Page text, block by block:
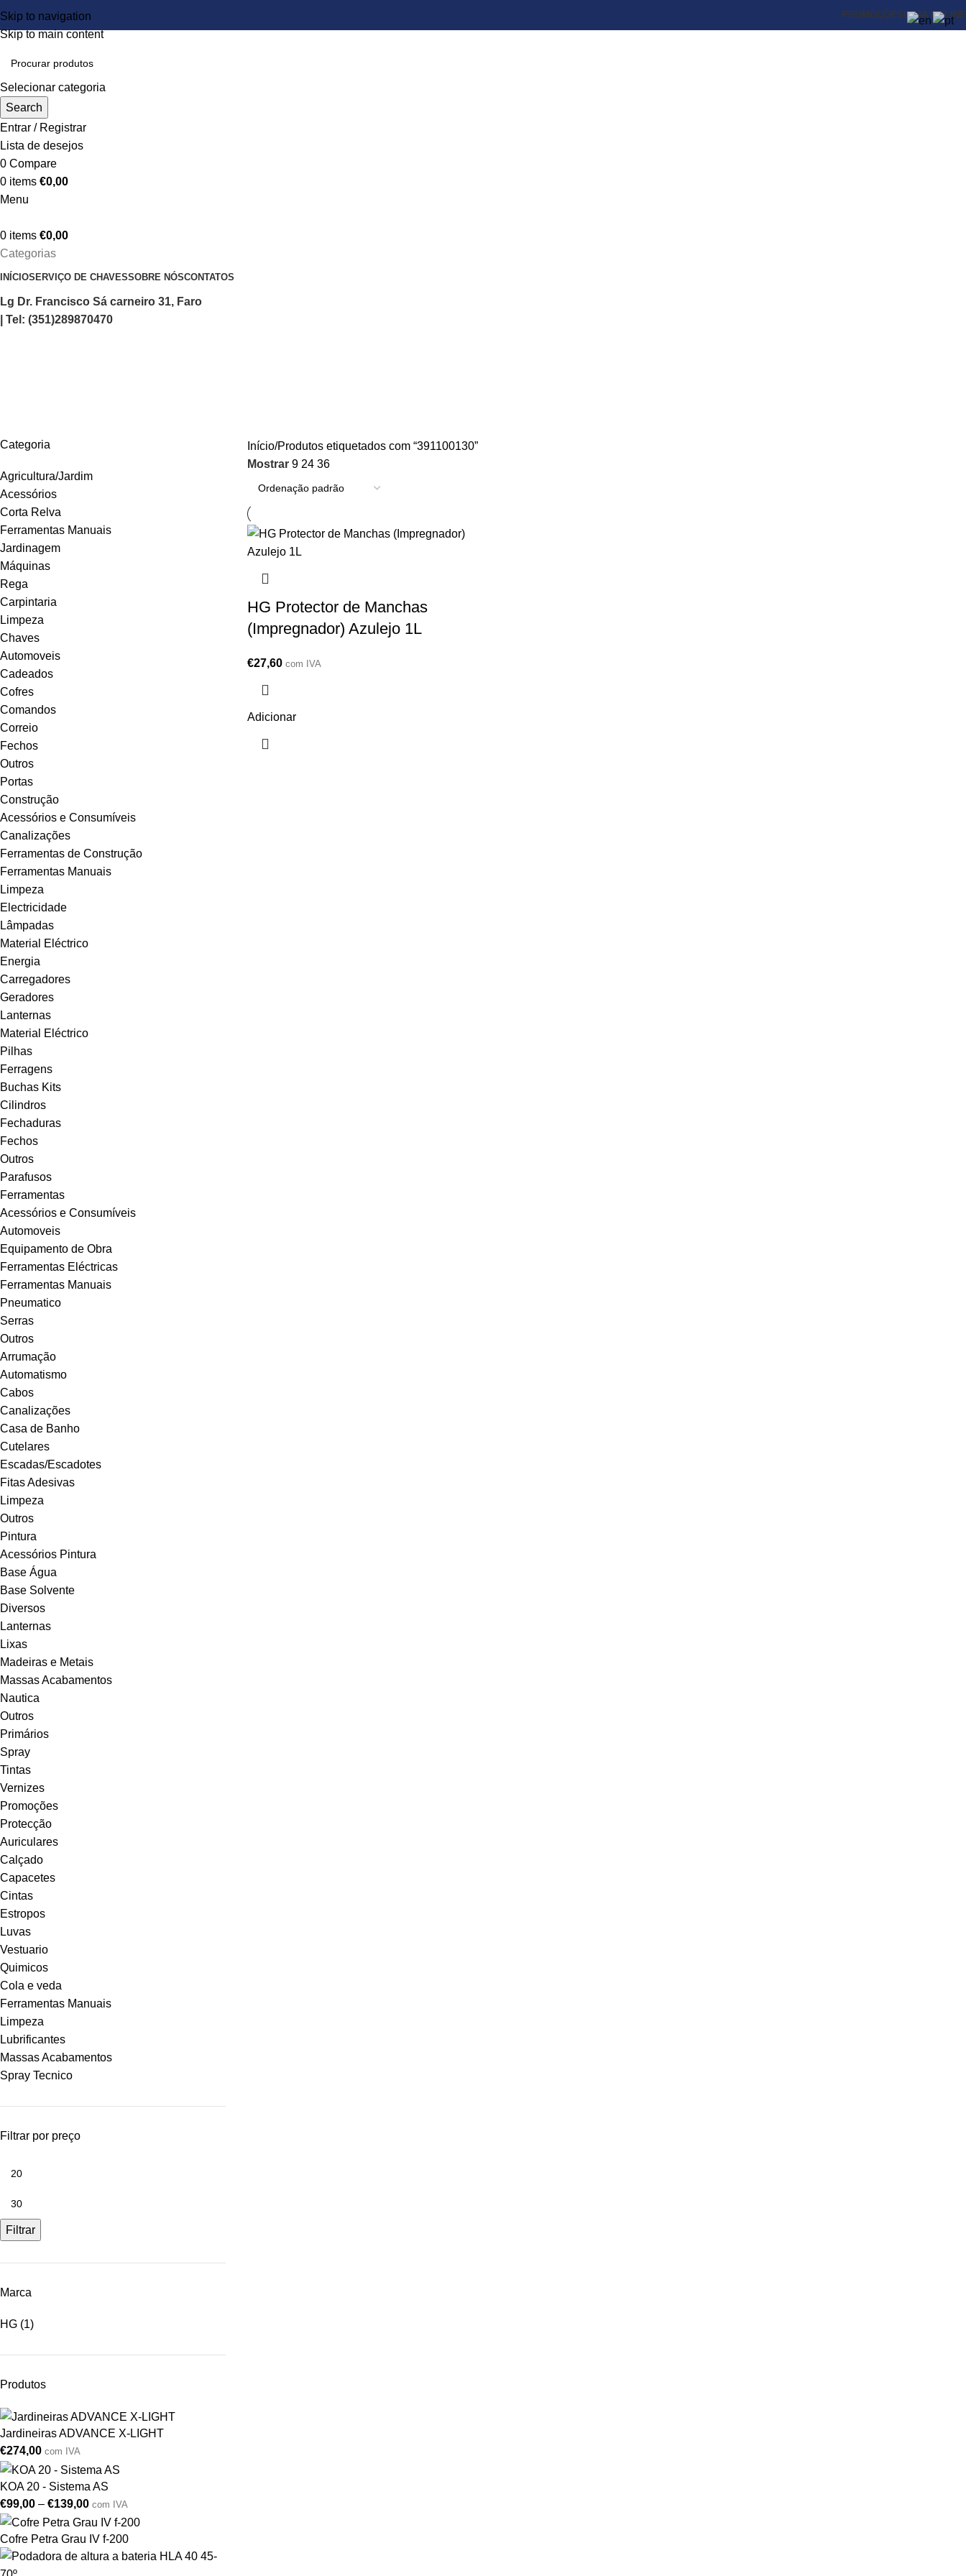
Skip to navigation
Skip to main content
PROMOÇÕES LOJA ONLINE
Selecionar categoria
Search
Entrar / Registrar
Lista de desejos
0 Compare
0 items €0,00
Menu
0 items €0,00
Categorias
INÍCIOSERVIÇO DE CHAVESSOBRE NÓSCONTATOS
Lg Dr. Francisco Sá carneiro 31, Faro
| Tel: (351)289870470
Categoria
Agricultura/Jardim
Acessórios
Corta Relva
Ferramentas Manuais
Jardinagem
Máquinas
Rega
Carpintaria
Limpeza
Chaves
Automoveis
Cadeados
Cofres
Comandos
Correio
Fechos
Outros
Portas
Construção
Acessórios e Consumíveis
Canalizações
Ferramentas de Construção
Ferramentas Manuais
Limpeza
Electricidade
Lâmpadas
Material Eléctrico
Energia
Carregadores
Geradores
Lanternas
Material Eléctrico
Pilhas
Ferragens
Buchas Kits
Cilindros
Fechaduras
Fechos
Outros
Parafusos
Ferramentas
Acessórios e Consumíveis
Automoveis
Equipamento de Obra
Ferramentas Eléctricas
Ferramentas Manuais
Pneumatico
Serras
Outros
Arrumação
Automatismo
Cabos
Canalizações
Casa de Banho
Cutelares
Escadas/Escadotes
Fitas Adesivas
Limpeza
Outros
Pintura
Acessórios Pintura
Base Água
Base Solvente
Diversos
Lanternas
Lixas
Madeiras e Metais
Massas Acabamentos
Nautica
Outros
Primários
Spray
Tintas
Vernizes
Promoções
Protecção
Auriculares
Calçado
Capacetes
Cintas
Estropos
Luvas
Vestuario
Quimicos
Cola e veda
Ferramentas Manuais
Limpeza
Lubrificantes
Massas Acabamentos
Spray Tecnico
Filtrar por preço
Filtrar
Marca
HG (1)
Produtos
Jardineiras ADVANCE X-LIGHT
€274,00 com IVA
KOA 20 - Sistema AS
€99,00 – €139,00 com IVA
Cofre Petra Grau IV f-200
Início Produtos etiquetados com “391100130”
Mostrar 9 24 36
HG Protector de Manchas
(Impregnador) Azulejo 1L
€27,60 com IVA
Adicionar